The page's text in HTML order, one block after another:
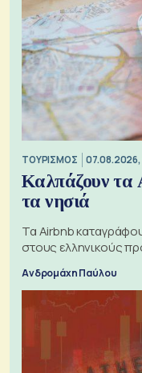
ΤΟΥΡΙΣΜΟΣ 07.08.2026,
Καλπάζουν τα
τα νησιά
Τα Airbnb
στους ελληνικούς
Ανδρομάχη Παύλου